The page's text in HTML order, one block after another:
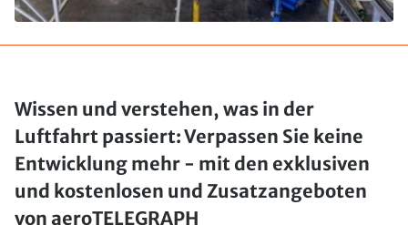
Wissen und verstehen, was in der
Luftfahrt passiert: Verpassen Sie keine
Entwicklung mehr - mit den exklusiven
und kostenlosen und Zusatzangeboten
von aeroTELEGRAPH